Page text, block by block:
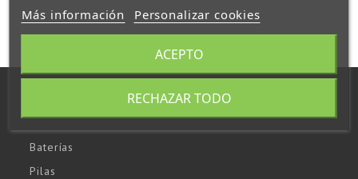
Baterías
Pilas
Más información Personalizar cookies
RECHAZAR TODO
ACEPTO